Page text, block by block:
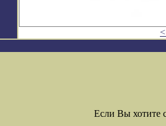
Если Вы хотите